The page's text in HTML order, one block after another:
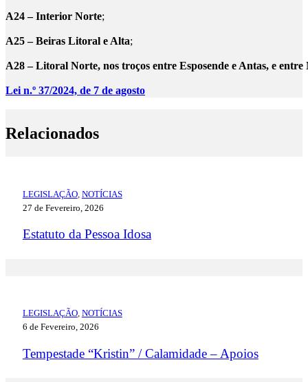
A24 – Interior Norte;
A25 – Beiras Litoral e Alta;
A28 – Litoral Norte, nos troços entre Esposende e Antas, e entre
Lei n.º 37/2024, de 7 de agosto
Relacionados
LEGISLAÇÃO, NOTÍCIAS
27 de Fevereiro, 2026
Estatuto da Pessoa Idosa
LEGISLAÇÃO, NOTÍCIAS
6 de Fevereiro, 2026
Tempestade “Kristin” / Calamidade – Apoios